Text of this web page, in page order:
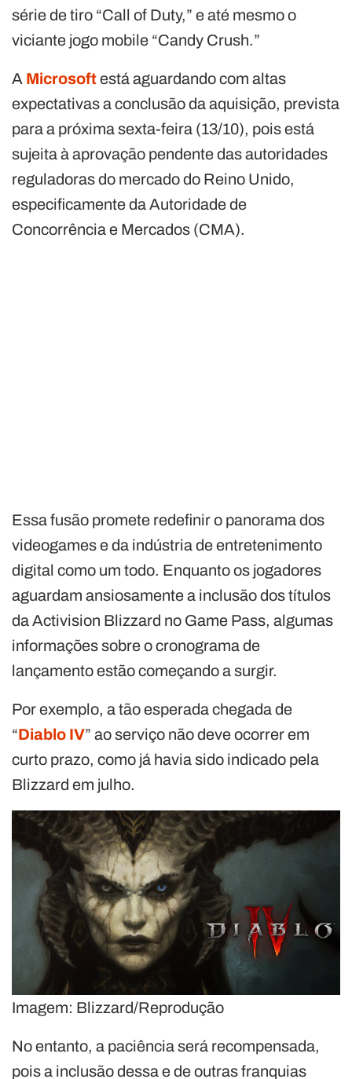
série de tiro “Call of Duty,” e até mesmo o
viciante jogo mobile “Candy Crush.”
A Microsoftestá aguardando com altas
expectativas a conclusão da aquisição, prevista
para a próxima sexta-feira (13/10), pois está
sujeita à aprovação pendente das autoridades
reguladoras do mercado do Reino Unido,
especificamente da Autoridade de
Concorrência e Mercados (CMA).
Essa fusão promete redefinir o panorama dos
videogames e da indústria de entretenimento
digital como um todo. Enquanto os jogadores
aguardam ansiosamente a inclusão dos títulos
da Activision Blizzard no Game Pass, algumas
informações sobre o cronograma de
lançamento estão começando a surgir.
Por exemplo, a tão esperada chegada de
“Diablo IV” ao serviço não deve ocorrer em
curto prazo, como já havia sido indicado pela
Blizzard em julho.
Imagem: Blizzard/Reprodução
No entanto, a paciência será recompensada,
pois a inclusão dessa e de outras franquias